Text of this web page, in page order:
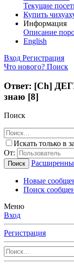
Текущие
Купить
Информация
Описание
English
Вход Регистрация
Что нового? Поиск
Ответ: [Ch]
знаю [8]
Поиск
Искать только в
От:
Поиск
Новые
Поиск
Меню
Вход
Регистрация